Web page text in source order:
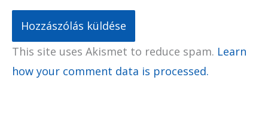
This site uses Akismet to reduce spam. Learn
how your comment data is processed.